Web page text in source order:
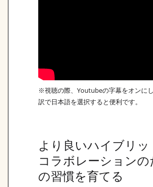
※視聴の際、Youtubeの字幕をオンに
訳で日本語を選択すると便利です。
より良いハイブリッ
コラボレーションの
の習慣を育てる